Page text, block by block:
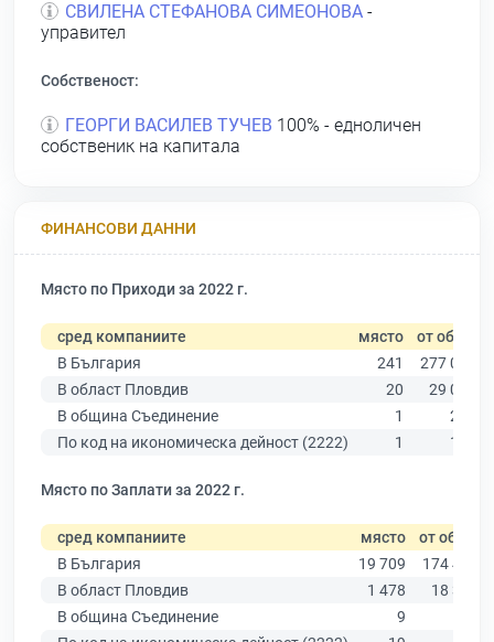
СВИЛЕНА СТЕФАНОВА СИМЕОНОВА -
управител
Собственост:
ГЕОРГИ ВАСИЛЕВ ТУЧЕВ 100% - едноличен
собственик на капитала
ФИНАНСОВИ ДАННИ
Място по Приходи за 2022 г.
сред компаниите място от общо
В България
241
277 019
В област Пловдив
20
29 067
В община Съединение
1
203
По код на икономическа дейност (2222)
1 184
Място по Заплати за 2022 г.
сред компаниите място от общо
В България
19 709
174 403
В област Пловдив
1 478
18 305
В община Съединение
9